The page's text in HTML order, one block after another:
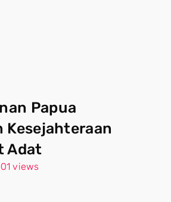
Papua
Kesejahteraan
Adat
views